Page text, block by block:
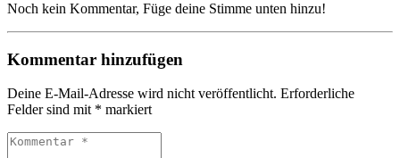
Noch kein Kommentar, Füge deine Stimme unten hinzu!
Kommentar hinzufügen
Deine E-Mail-Adresse wird nicht veröffentlicht. Erforderliche
Felder sind mit * markiert
Kommentar